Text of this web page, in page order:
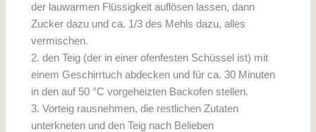
der lauwarmen Flüssigkeit auflösen lassen, dann
Zucker dazu und ca. 1/3 des Mehls dazu, alles
vermischen.
2. den Teig (der in einer ofenfesten Schüssel ist) mit
einem Geschirrtuch abdecken und für ca. 30 Minuten
in den auf 50 °C vorgeheizten Backofen stellen.
3. Vorteig rausnehmen, die restlichen Zutaten
unterkneten und den Teig nach Belieben